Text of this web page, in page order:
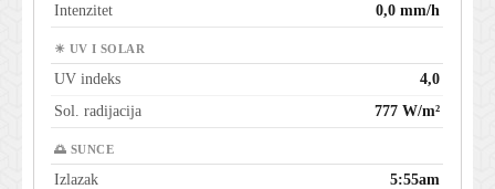
Intenzitet
0,0 mm/h
☀ UV I SOLAR
UV indeks
4,0
Sol. radijacija
777 W/m²
🌅 SUNCE
Izlazak
5:55am